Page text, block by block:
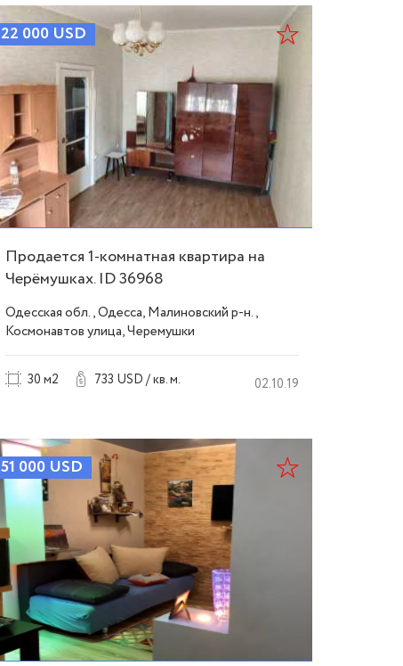
22 000 USD
Продается 1-комнатная квартира на
Черёмушках. ID 36968
Одесская обл., Одесса, Малиновский р-н.,
Космонавтов улица, Черемушки
30 м2 733 USD / кв. м. 02.10.19
51 000 USD